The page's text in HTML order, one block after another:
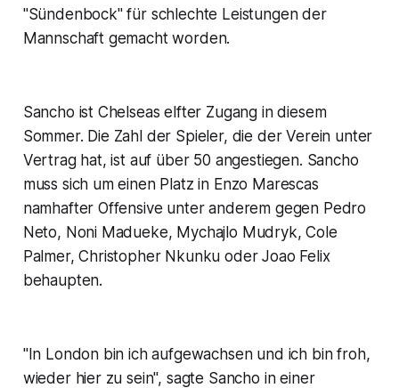
"Sündenbock" für schlechte Leistungen der
Mannschaft gemacht worden.
Sancho ist Chelseas elfter Zugang in diesem
Sommer. Die Zahl der Spieler, die der Verein unter
Vertrag hat, ist auf über 50 angestiegen. Sancho
muss sich um einen Platz in Enzo Marescas
namhafter Offensive unter anderem gegen Pedro
Neto, Noni Madueke, Mychajlo Mudryk, Cole
Palmer, Christopher Nkunku oder Joao Felix
behaupten.
"In London bin ich aufgewachsen und ich bin froh,
wieder hier zu sein", sagte Sancho in einer